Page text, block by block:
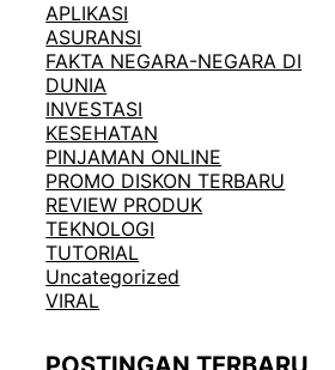
APLIKASI
ASURANSI
FAKTA NEGARA-NEGARA DI
DUNIA
INVESTASI
KESEHATAN
PINJAMAN ONLINE
PROMO DISKON TERBARU
REVIEW PRODUK
TEKNOLOGI
TUTORIAL
Uncategorized
VIRAL